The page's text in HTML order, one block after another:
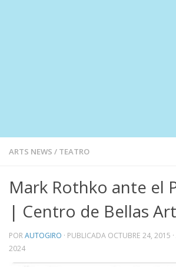
ARTS NEWS / TEATRO
Mark Rothko ante el
| Centro de Bellas
PORAUTOGIRO · PUBLICADA OCTUBRE 24, 2015
2024